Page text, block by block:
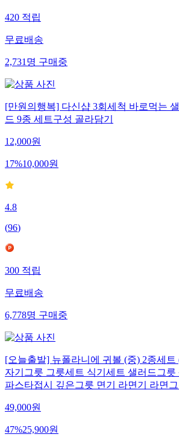
420 적립
무료배송
2,731 명 구매중
[만원의행복] 다신샵 3회세척 바로먹는
드 9종 세트구성 골라담기
12,000원
17%10,000원
4.8
(96)
300 적립
무료배송
6,778명 구매중
[오늘출발] 뉴폴라니에 귀볼 (중) 2종세트
자기그릇 그릇세트 식기세트 샐러드그
파스타접시 깊은그릇 면기 라면기 라면
49,000원
47%25,900원